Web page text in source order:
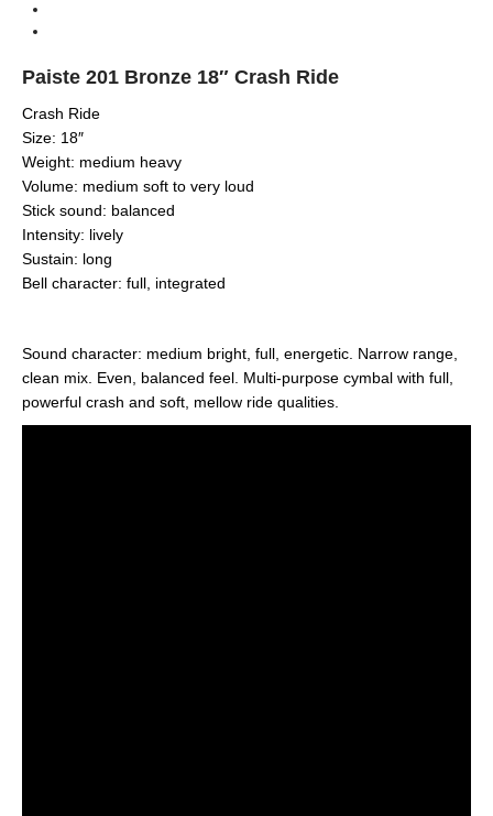
Paiste 201 Bronze 18″ Crash Ride
Crash Ride
​Size: 18″
Weight: medium heavy
Volume: medium soft to very loud
Stick sound: balanced
Intensity: lively
Sustain: long
Bell character: full, integrated
Sound character: medium bright, full, energetic. Narrow range,
clean mix. Even, balanced feel. Multi-purpose cymbal with full,
powerful crash and soft, mellow ride qualities.